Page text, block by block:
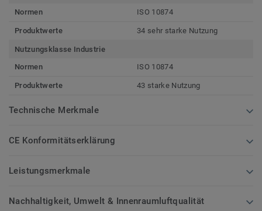
Normen
ISO 10874
Produktwerte 34 sehr starke Nutzung
Nutzungsklasse Industrie
Normen
ISO 10874
Produktwerte 43 starke Nutzung
Technische Merkmale
CE Konformitätserklärung
Leistungsmerkmale
Nachhaltigkeit, Umwelt & Innenraumluftqualität